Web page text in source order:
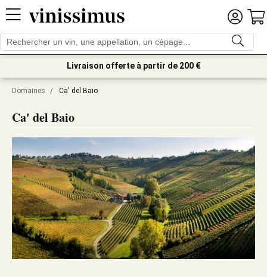
Livraison offerte à partir de 200 €
Domaines / Ca' del Baio
Ca' del Baio